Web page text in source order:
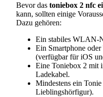
Bevor das toniebox 2 nfc
kann, sollten einige
Dazu gehören:
Ein stabiles WLAN-
Ein Smartphone
(verfügbar für iOS
Eine Toniebox 2 mit
Ladekabel.
Mindestens ein
Lieblingshörfigur).